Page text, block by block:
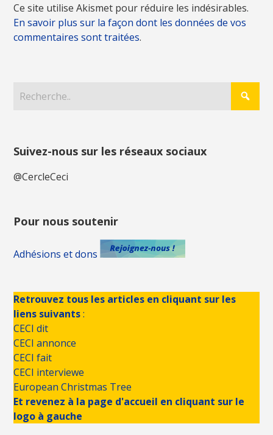
Ce site utilise Akismet pour réduire les indésirables.
En savoir plus sur la façon dont les données de vos
commentaires sont traitées.
Suivez-nous sur les réseaux sociaux
@CercleCeci
Pour nous soutenir
Adhésions et dons
Retrouvez tous les articles en cliquant sur les
liens suivants:
CECI dit
CECI annonce
CECI fait
CECI interviewe
European Christmas Tree
Et revenez à la page d'accueil en cliquant sur le
logo à gauche